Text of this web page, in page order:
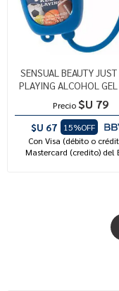
SENSUAL BEAUTY JUST
PLAYING ALCOHOL
Precio $U 79
$U 67
15%OFF
Con Visa (débito o
Mastercard (credito) del